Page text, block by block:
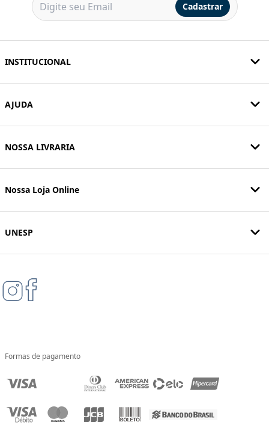
Cadastrar
INSTITUCIONAL
AJUDA
NOSSA LIVRARIA
Nossa Loja Online
UNESP
Formas de pagamento